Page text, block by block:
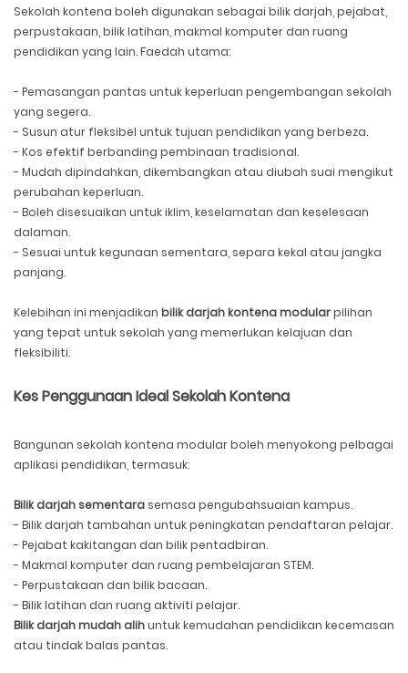
Sekolah kontena boleh digunakan sebagai bilik darjah, pejabat,
perpustakaan, bilik latihan, makmal komputer dan ruang
pendidikan yang lain. Faedah utama:
- Pemasangan pantas untuk keperluan pengembangan sekolah
yang segera.
- Susun atur fleksibel untuk tujuan pendidikan yang berbeza.
- Kos efektif berbanding pembinaan tradisional.
- Mudah dipindahkan, dikembangkan atau diubah suai mengikut
perubahan keperluan.
- Boleh disesuaikan untuk iklim, keselamatan dan keselesaan
dalaman.
- Sesuai untuk kegunaan sementara, separa kekal atau jangka
panjang.
Kelebihan ini menjadikan bilik darjah kontena modularpilihan
yang tepat untuk sekolah yang memerlukan kelajuan dan
fleksibiliti.
Kes Penggunaan Ideal Sekolah Kontena
Bangunan sekolah kontena modular boleh menyokong pelbagai
aplikasi pendidikan, termasuk:
Bilik darjah sementara semasa pengubahsuaian kampus.
- Bilik darjah tambahan untuk peningkatan pendaftaran pelajar.
- Pejabat kakitangan dan bilik pentadbiran.
- Makmal komputer dan ruang pembelajaran STEM.
- Perpustakaan dan bilik bacaan.
- Bilik latihan dan ruang aktiviti pelajar.
Bilik darjah mudah alihuntuk kemudahan pendidikan kecemasan
atau tindak balas pantas.